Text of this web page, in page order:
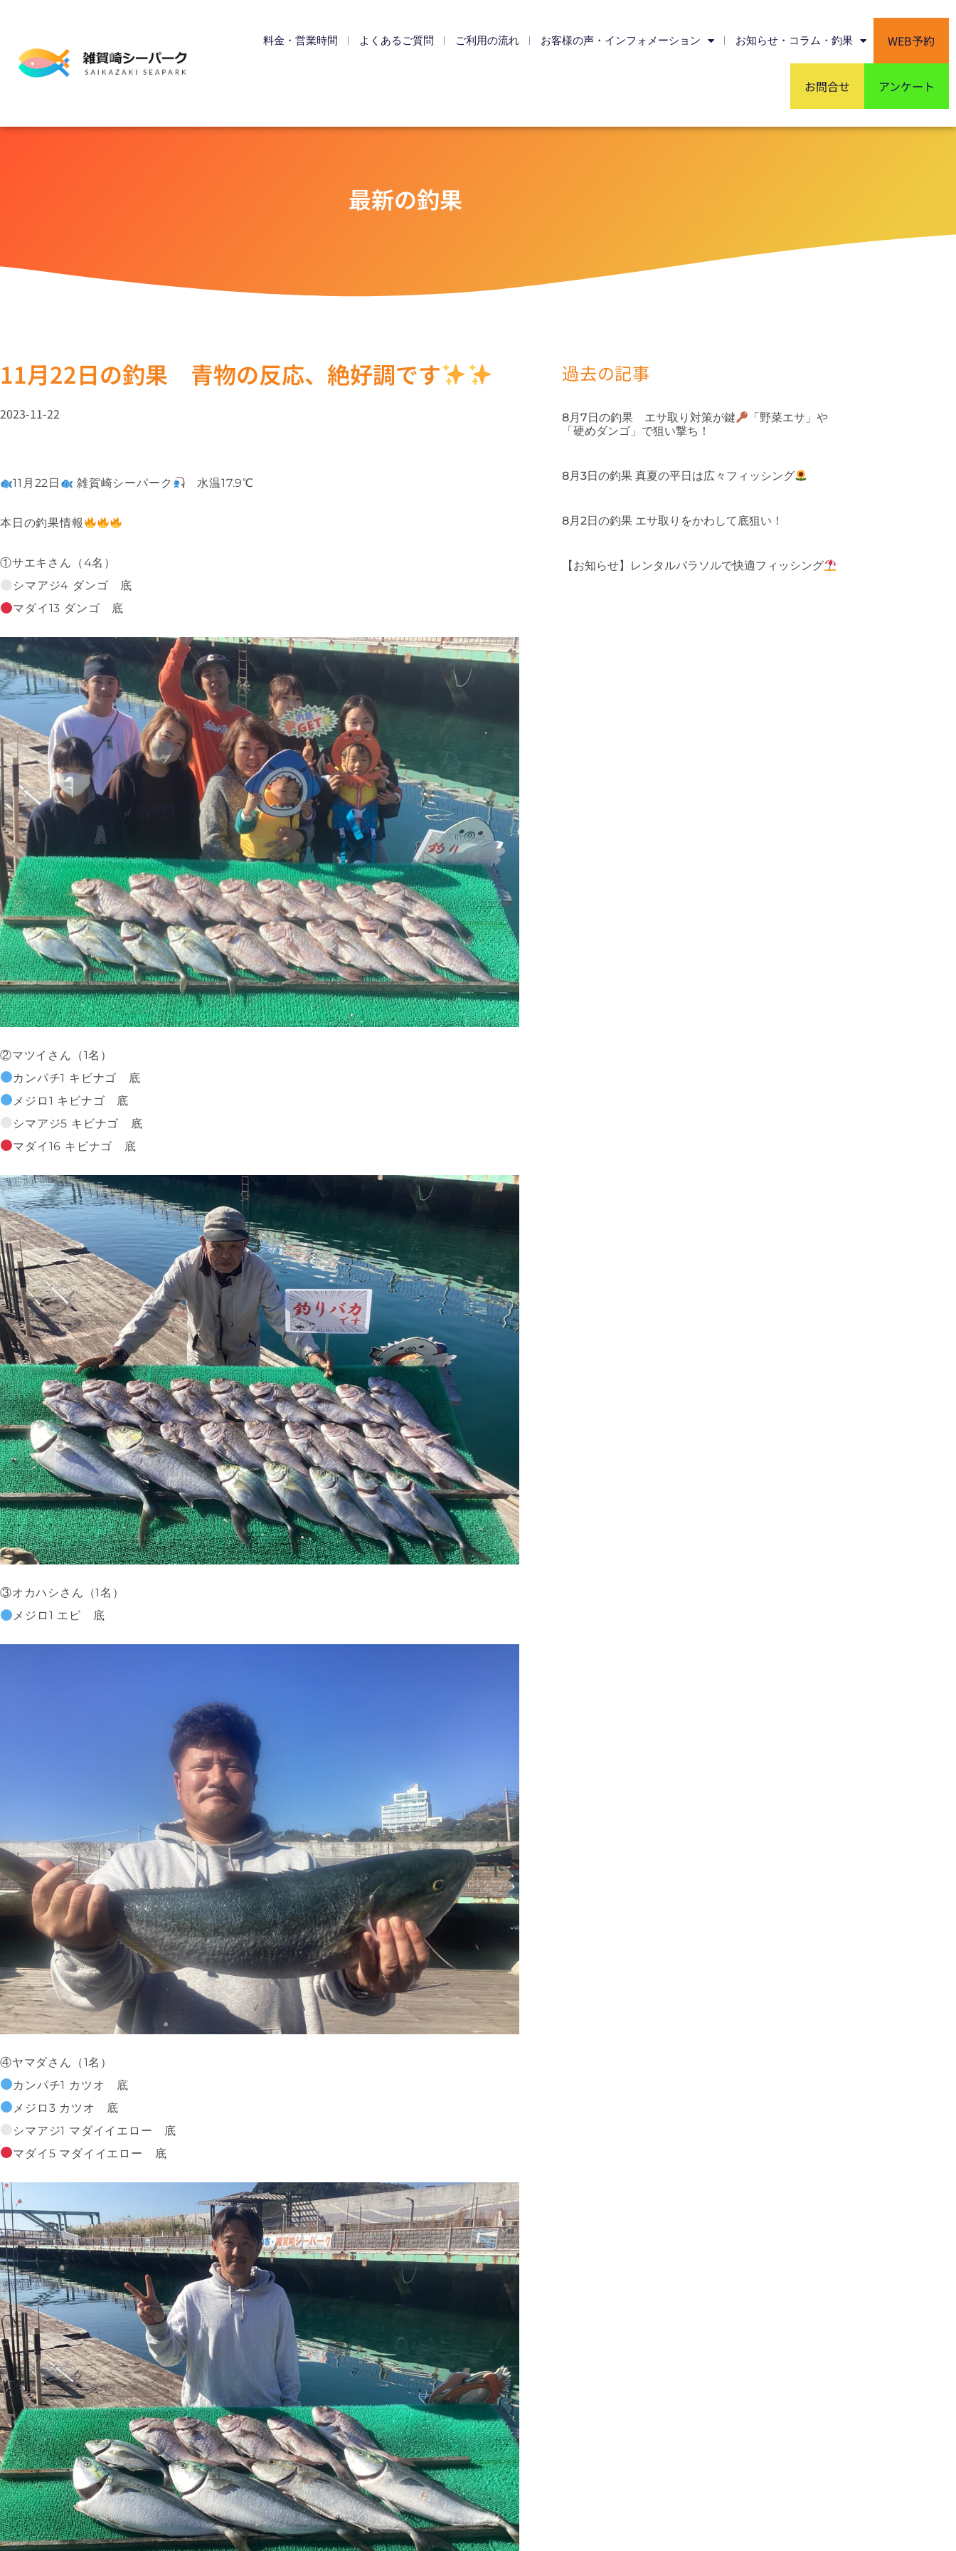
料金・営業時間 よくあるご質問 ご利用の流れ お客様の声・インフォメーション お知らせ・コラム・釣果 WEB予約
お問合せ アンケート
最新の釣果
11月22日の釣果 青物の反応、絶好調です
2023-11-22
11月22日 雑賀崎シーパーク 水温17.9℃
本日の釣果情報
①サエキさん（4名）
シマアジ4 ダンゴ 底
マダイ13 ダンゴ 底
②マツイさん（1名）
カンパチ1 キビナゴ 底
メジロ1 キビナゴ 底
シマアジ5 キビナゴ 底
マダイ16 キビナゴ 底
③オカハシさん（1名）
メジロ1 エビ 底
④ヤマダさん（1名）
カンパチ1 カツオ 底
メジロ3 カツオ 底
シマアジ1 マダイイエロー 底
マダイ5 マダイイエロー 底
過去の記事
8月7日の釣果 エサ取り対策が鍵
「野菜エサ」や
「硬めダンゴ」で狙い撃ち！
8月3日の釣果 真夏の平日は広々フィッシング
8月2日の釣果 エサ取りをかわして底狙い！
【お知らせ】レンタルパラソルで快適フィッシング